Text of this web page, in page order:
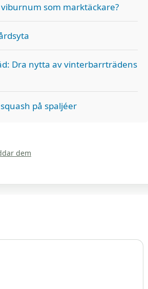
som marktäckare?
Dra nytta av vinterbarrträdens
på spaljéer
dem